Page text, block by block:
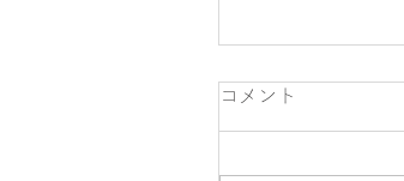
コメント